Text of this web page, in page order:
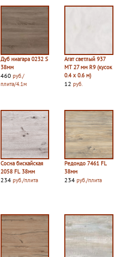
Дуб ниагара 0232 S
38мм
460 руб./
плита/4.1м
Агат светлый 937
MT 27 мм R9 (кусок
0.4 х 0.6 м)
12руб.
Сосна бискайская
2058 FL 38мм
234 руб./плита
Редондо 7461 FL
38мм
234руб./плита